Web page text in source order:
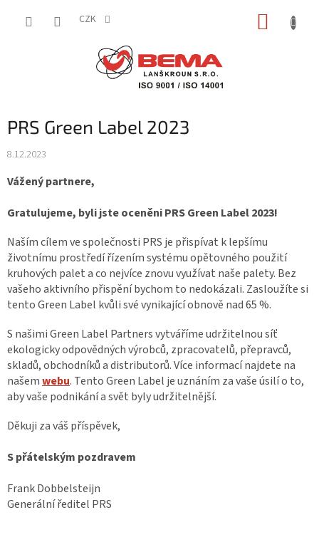
CZK
PRS Green Label 2023
8.12.2023
Vážený partnere,
Gratulujeme, byli jste oceněni PRS Green Label 2023!
Naším cílem ve společnosti PRS je přispívat k lepšímu
životnímu prostředí řízením systému opětovného použití
kruhových palet a co nejvíce znovu využívat naše palety. Bez
vašeho aktivního přispění bychom to nedokázali. Zasloužíte si
tento Green Label kvůli své vynikající obnově nad 65 %.
S našimi Green Label Partners vytváříme udržitelnou síť
ekologicky odpovědných výrobců, zpracovatelů, přepravců,
skladů, obchodníků a distributorů. Více informací najdete na
našemwebu. Tento Green Label je uznáním za vaše úsilí o to,
aby vaše podnikání a svět byly udržitelnější.
Děkuji za váš příspěvek,
S přátelským pozdravem
Frank Dobbelsteijn
Generální ředitel PRS